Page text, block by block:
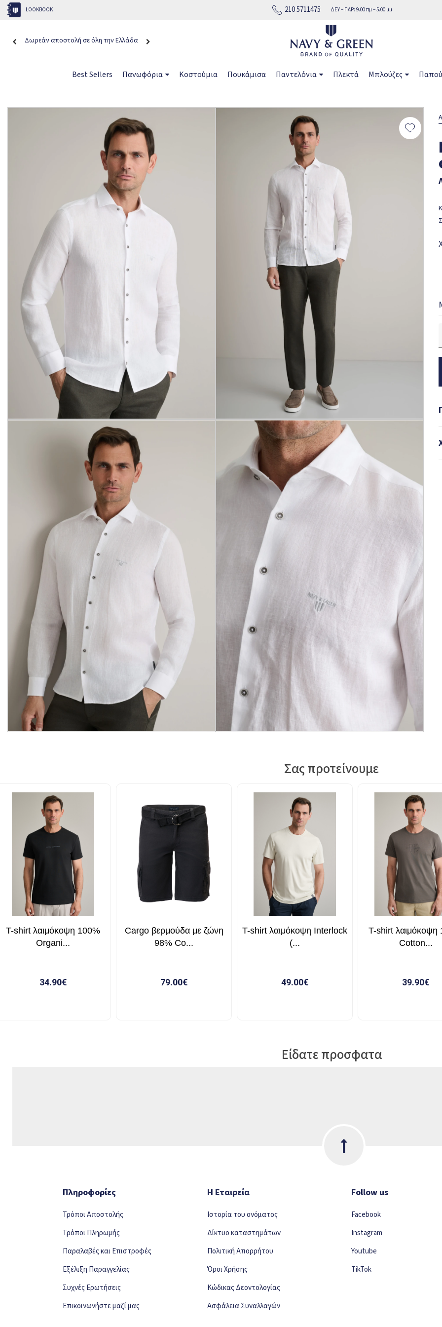
LOOKBOOK 210 5711475 ΔΕΥ − ΠΑΡ: 9.00 πμ − 5.00 μμ
Δωρεάν αποστολή σε όλη την Ελλάδα
Best Sellers Πανωφόρια Κοστούμια Πουκάμισα Παντελόνια Πλεκτά Μπλούζες
Σας προτείνουμε
Είδατε προσφατα
Πληροφορίες
Τρόποι Αποστολής
Τρόποι Πληρωμής
Παραλαβές και Επιστροφές
Εξέλιξη Παραγγελίας
Συχνές Ερωτήσεις
Επικοινωνήστε μαζί μας
Η Εταιρεία
Ιστορία του ονόματος
Δίκτυο καταστημάτων
Πολιτική Απορρήτου
Όροι Χρήσης
Κώδικας Δεοντολογίας
Ασφάλεια Συναλλαγών
Follow us
Facebook
Instagram
Youtube
TikTok